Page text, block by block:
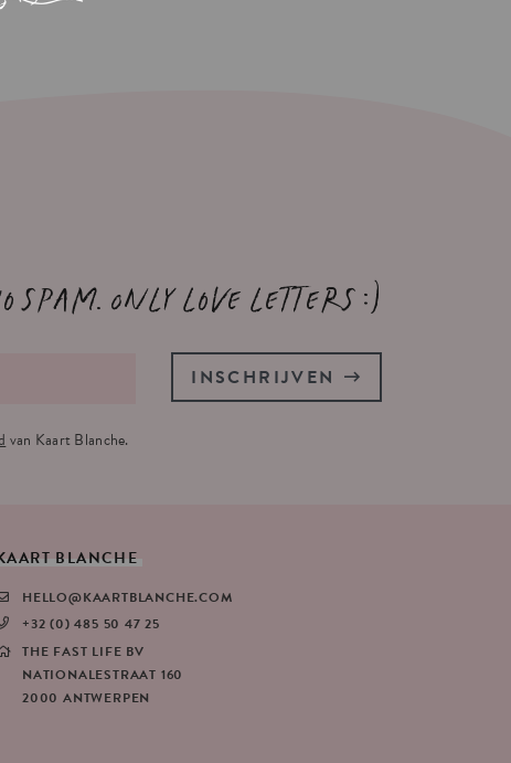
spam. Only love letters :)
van Kaart Blanche.
INSCHRIJVEN
BLANCHE
HELLO@KAARTBLANCHE.COM
+32 (0) 485 50 47 25
THE FAST LIFE BV
NATIONALESTRAAT 160
2000 ANTWERPEN